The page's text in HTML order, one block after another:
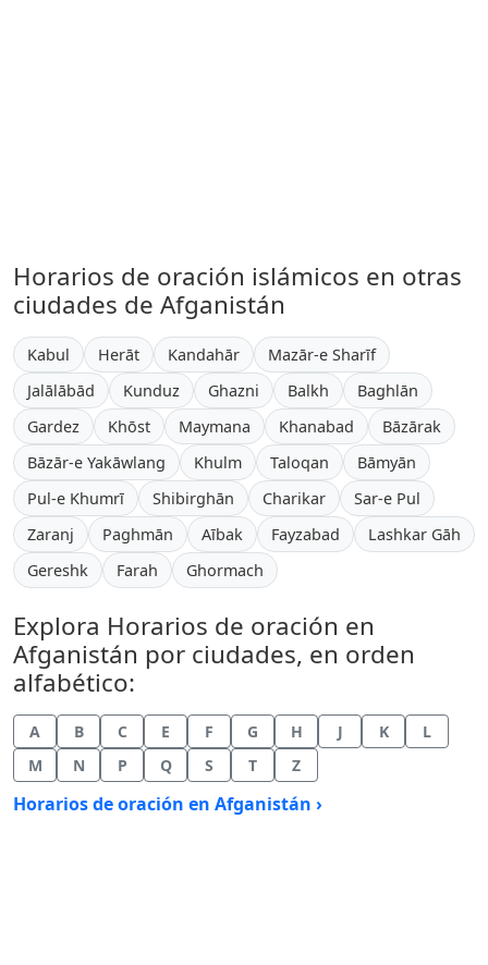
Horarios de oración islámicos en otras
ciudades de Afganistán
Kabul Herāt Kandahār
Mazār-e Sharīf
Jalālābād
Kunduz Ghazni Balkh
Baghlān
Gardez
Khōst Maymana Khanabad
Bāzārak
Bāzār-e Yakāwlang
Khulm Taloqan
Bāmyān
Pul-e Khumrī
Shibirghān Charikar
Sar-e Pul
Zaranj
Paghmān Aībak Fayzabad
Lashkar Gāh
Gereshk
Farah Ghormach
Explora Horarios de oración en
Afganistán por ciudades, en orden
alfabético:
A B C E F G H J K
L
M
N P Q S T Z
Horarios de oración en Afganistán ›